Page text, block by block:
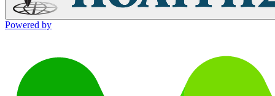
Powered by